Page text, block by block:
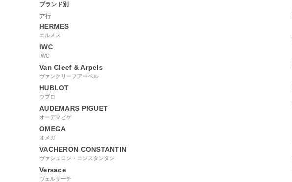
ブランド別
ア行
HERMES
エルメス
IWC
IWC
Van Cleef & Arpels
ヴァンクリーフアーペル
HUBLOT
ウブロ
AUDEMARS PIGUET
オーデマピゲ
OMEGA
オメガ
VACHERON CONSTANTIN
ヴァシュロン・コンスタンタン
Versace
ヴェルサーチ